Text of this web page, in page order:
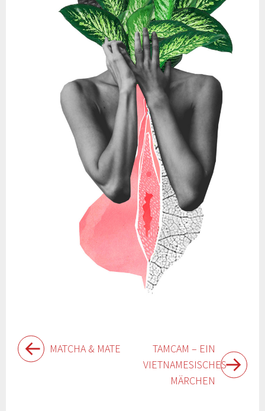
Beitragsnavigation
MATCHA & MATE
TAMCAM – EIN
VIETNAMESISCHES
MÄRCHEN